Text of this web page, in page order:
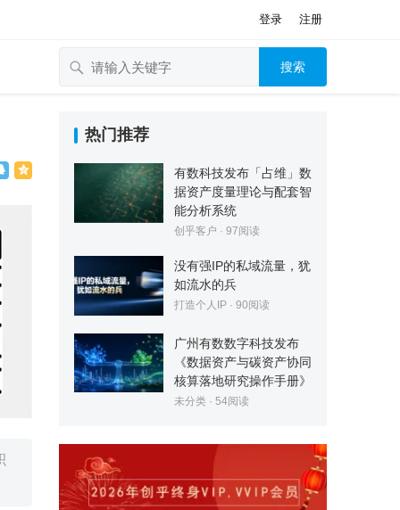
登录 注册
搜索
热门推荐
有数科技发布「占维」数
据资产度量理论与配套智
能分析系统
创乎客户 · 97阅读
没有强IP的私域流量，犹
如流水的兵
打造个人IP · 90阅读
广州有数数字科技发布
《数据资产与碳资产协同
核算落地研究操作手册》
未分类 · 54阅读